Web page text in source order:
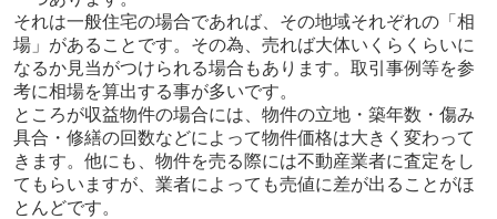
それは一般住宅の場合であれば、その地域それぞれの「相
場」があることです。その為、売れば大体いくらくらいに
なるか見当がつけられる場合もあります。取引事例等を参
考に相場を算出する事が多いです。
ところが収益物件の場合には、物件の立地・築年数・傷み
具合・修繕の回数などによって物件価格は大きく変わって
きます。他にも、物件を売る際には不動産業者に査定をし
てもらいますが、業者によっても売値に差が出ることがほ
とんどです。